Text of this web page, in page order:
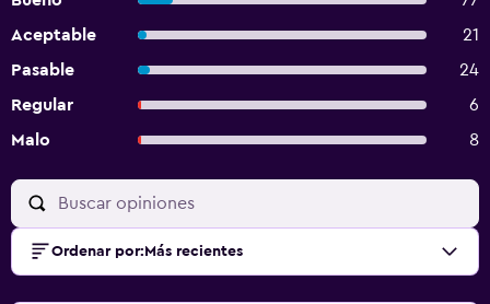
Aceptable
21
Pasable
24
Regular
6
Malo
8
Ordenar por: Más recientes